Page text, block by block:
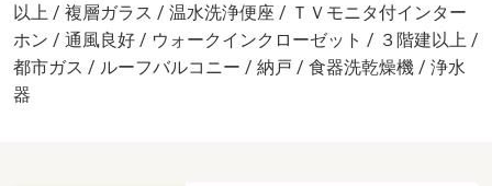
以上 / 複層ガラス / 温水洗浄便座 / ＴＶモニタ付インター
ホン / 通風良好 / ウォークインクローゼット / ３階建以上 /
都市ガス / ルーフバルコニー / 納戸 / 食器洗乾燥機 / 浄水
器